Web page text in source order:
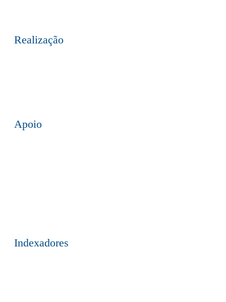
Realização
Apoio
Indexadores